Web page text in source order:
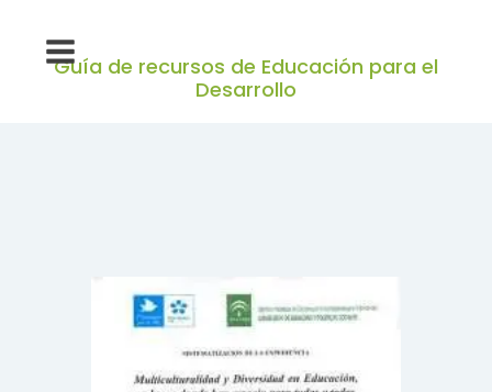
Guía de recursos de Educación para el
Desarrollo